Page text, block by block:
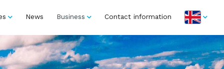
News Business Contact information